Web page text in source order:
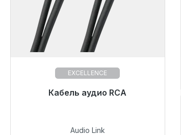
EXCELLENCE
Кабель аудио RCA
36,99 €
Audio Link